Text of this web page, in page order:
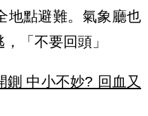
地點避難。氣象廳也
「不要回頭」
中小不妙? 回血又